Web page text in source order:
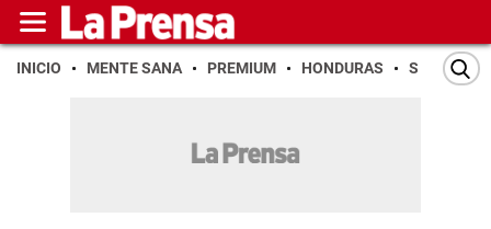
INICIO MENTE SANA PREMIUM HONDURAS SAN PEDRO